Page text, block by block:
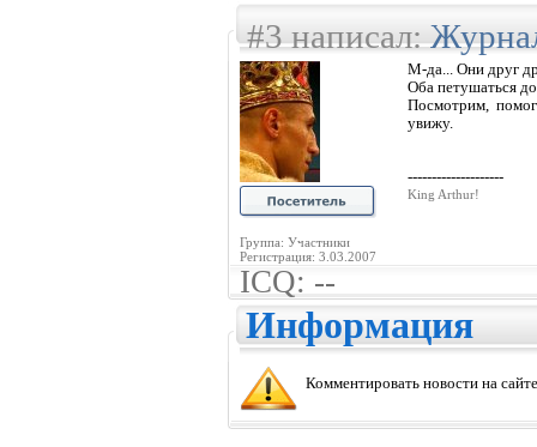
#3 написал:
Группа: Участники
Регистрация: 3.03.2007
М-да... Они друг
Оба петушаться
Посмотрим,
увижу.
--------------------
King Arthur!
ICQ: --
Информация
Комментировать новости на